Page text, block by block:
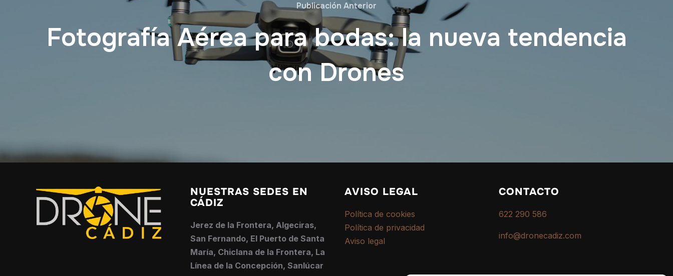
Publicación Anterior
Fotografía Aérea para bodas: la nueva tendencia
con Drones
NUESTRAS SEDES EN
CÁDIZ
Jerez de la Frontera, Algeciras,
San Fernando, El Puerto de Santa
María, Chiclana de la Frontera, La
Línea de la Concepción, Sanlúcar
AVISO LEGAL
Política de cookies
Política de privacidad
Aviso legal
CONTACTO
622 290 586
info@dronecadiz.com